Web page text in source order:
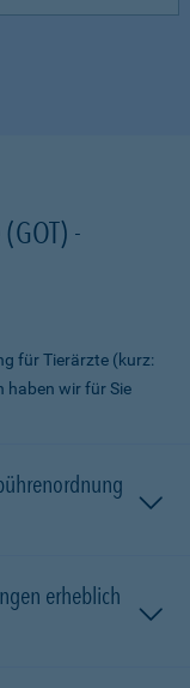
-
für Tierärzte (kurz:
haben wir für Sie
erheblich